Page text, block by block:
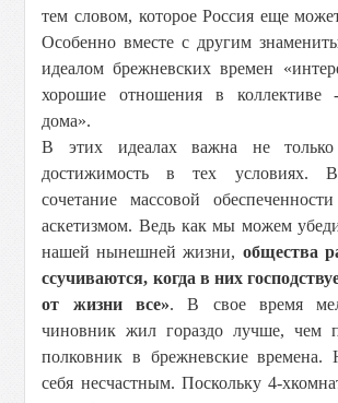
тем словом, которое Россия еще
Особенно вместе с другим
идеалом брежневских времен
хорошие отношения в коллективе
дома».
В этих идеалах важна не только
достижимость в тех условиях.
сочетание массовой
аскетизмом. Ведь как мы можем
нашей нынешней жизни, общества
ссучиваются, когда в них
от жизни все». В свое время
чиновник жил гораздо лучше, чем
полковник в брежневские времена.
себя несчастным. Поскольку 4-